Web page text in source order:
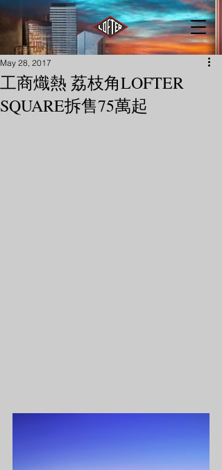
工商熾熱 荔枝角LOFTER
SQUARE拆售75萬起
May 28, 2017